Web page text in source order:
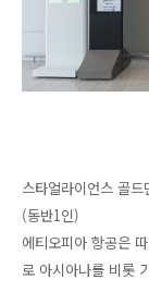
스타얼라이언스 골
(동반1인)
에티오피아 항공은
로 아시아나를 비롯